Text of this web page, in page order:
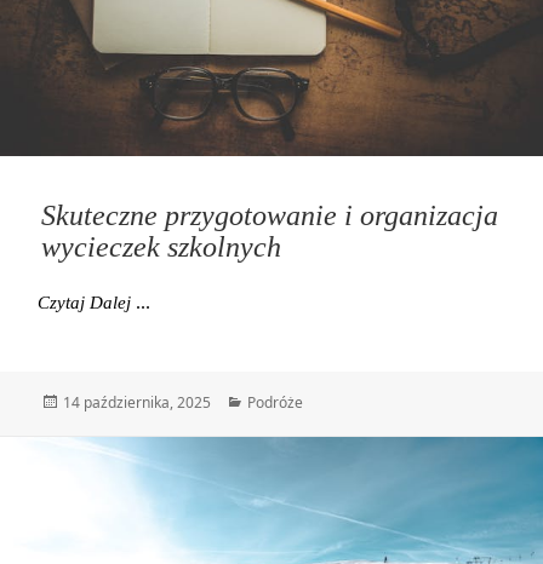
Skuteczne przygotowanie i organizacja
wycieczek szkolnych
Czytaj Dalej
Data
14 października, 2025 Kategorie
Podróże